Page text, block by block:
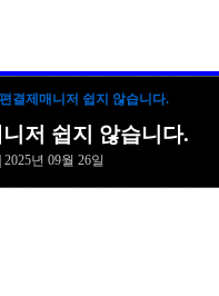
결제매니저 쉽지 않습니다.
저 쉽지 않습니다.
2025년 09월 26일